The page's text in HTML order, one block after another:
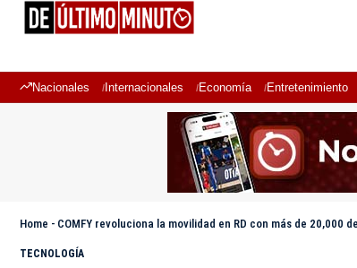
Nacionales Internacionales Economía Entretenimiento
Home - COMFY revoluciona la movilidad en RD con más de
TECNOLOGÍA